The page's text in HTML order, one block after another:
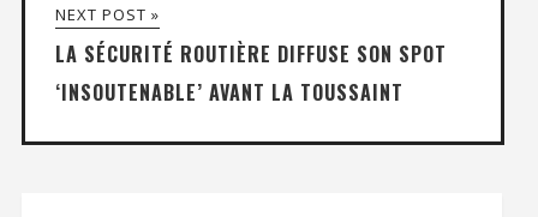
NEXT POST »
LA SÉCURITÉ ROUTIÈRE DIFFUSE SON SPOT
‘INSOUTENABLE’ AVANT LA TOUSSAINT